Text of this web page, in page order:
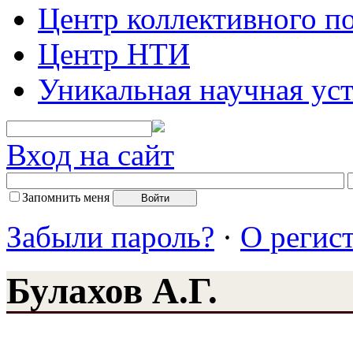
Центр коллективного
Центр НТИ
Уникальная научная
Вход на сайт
Запомнить меня
Забыли пароль? · О
Булахов А.Г.